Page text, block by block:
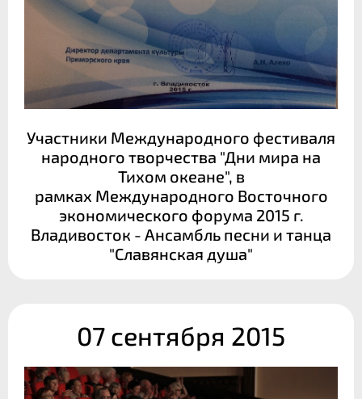
Участники Международного фестиваля
народного творчества "Дни мира на
Тихом океане", в
рамках Международного Восточного
экономического форума 2015 г.
Владивосток - Ансамбль песни и танца
"Славянская душа"
07 сентября 2015